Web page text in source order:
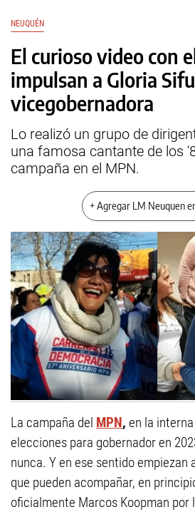
NEUQUÉN
El curioso video con
impulsan a Gloria
vicegobernadora
Lo realizó un grupo de
una famosa cantante de los
campaña en el MPN.
+ Agregar LM Neuquen
La campaña del MPN, en la
elecciones para gobernador en
nunca. Y en ese sentido empiezan
que pueden acompañar, en
oficialmente Marcos Koopman por